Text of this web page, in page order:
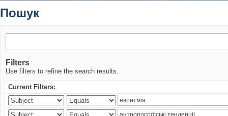
Пошук
Filters
Use filters to refine the search results.
Current Filters: